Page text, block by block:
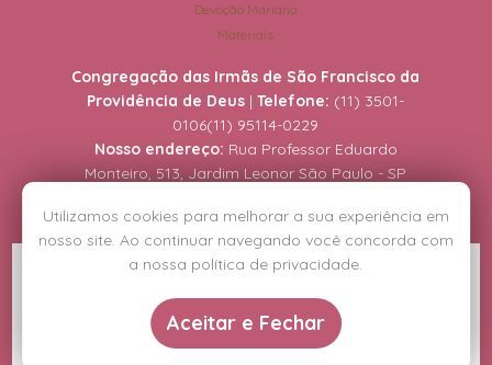
Utilizamos cookies para melhorar a sua experiência em
nosso site. Ao continuar navegando você concorda com
a nossa política de privacidade.
Aceitar e Fechar
Devoção Mariana
Materiais
Congregação das Irmãs de São Francisco da
Providência de Deus |Telefone: (11) 3501-
0106(11) 95114-0229
Nosso endereço: Rua Professor Eduardo
Monteiro, 513, Jardim Leonor São Paulo - SP
Copyright © Congregação das Irmãs de São Francisco da Providência de
Deus.
Direitos reservados, acesse apolítica de privacidade